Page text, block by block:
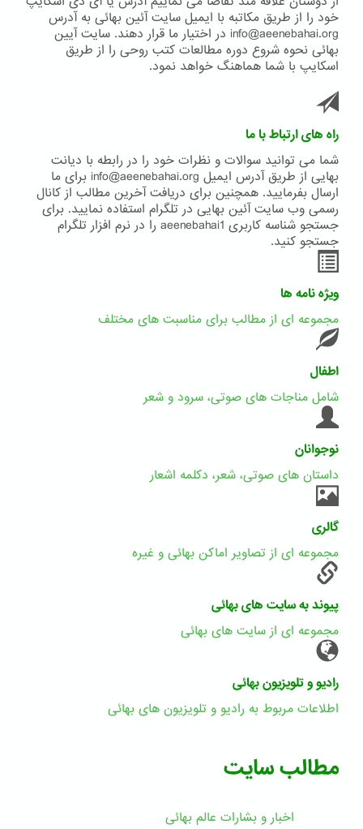
خود را از طریق مکاتبه با ایمیل سایت آئین بهائی به آدرس
info@aeenebahai.org در اختیار ما قرار دهند. سایت آیین
بهائی نحوه شروع دوره مطالعات کتب روحی را از طریق
اسکایپ با شما هماهنگ خواهد نمود.
راه های ارتباط با ما
شما می توانید سوالات و نظرات خود را در رابطه با دیانت
بهایی از طریق آدرس ایمیل info@aeenebahai.org برای ما
ارسال بفرمایید. همچنین برای دریافت آخرین مطالب از کانال
رسمی وب سایت آئین بهایی در تلگرام استفاده نمایید. برای
جستجو شناسه کاربری aeenebahai1 را در نرم افزار تلگرام
جستجو کنید.
ویژه نامه ها
مجموعه ای از مطالب برای مناسبت های مختلف
اطفال
شامل مناجات های صوتی، سرود و شعر
نوجوانان
داستان های صوتی، شعر، دکلمه اشعار
گالری
مجموعه ای از تصاویر اماکن بهائی و غیره
پیوند به سایت های بهائی
مجموعه ای از سایت های بهائی
رادیو و تلویزیون بهائی
اطلاعات مربوط به رادیو و تلویزیون های بهائی
مطالب سایت
اخبار و بشارات عالم بهائى